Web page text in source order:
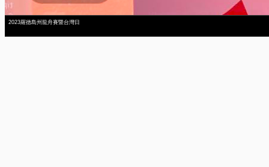
2023羅德島州龍舟賽暨台灣日